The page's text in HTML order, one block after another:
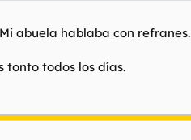
abuela hablaba con refranes.
tonto todos los días.